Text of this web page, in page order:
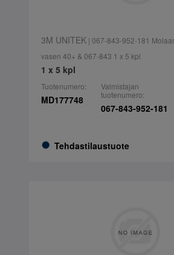
3M UNITEK| 067-843-952-181
vasen 40+ & 067-843 1 x 5 kpl
1 x 5 kpl
Tuotenumero:
MD177748
Tehdastilaustuote
Valmistajan
tuotenumero:
067-843-952-181